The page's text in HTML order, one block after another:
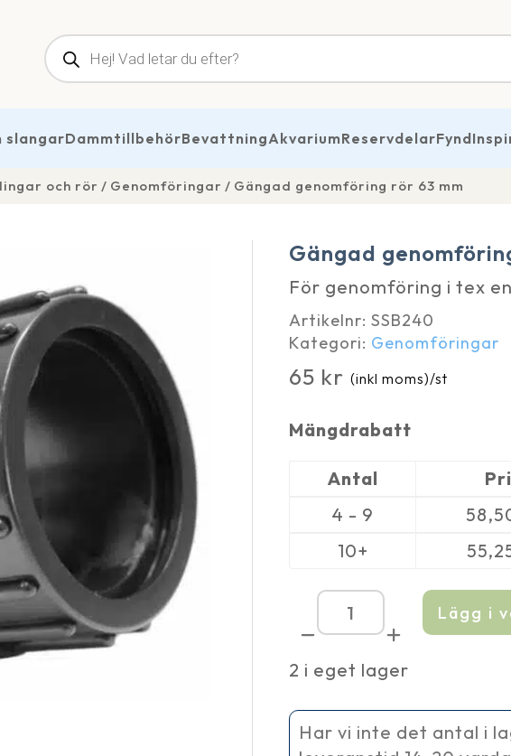
Produktsökning
slangarDammtillbehörBevattningAkvariumReservdelarFynd
och rör Genomföringar Gängad genomföring rör 63 mm
Gängad
För genomföring i tex
Artikelnr:SSB240
Kategori: Genomföringar
65 kr (inkl moms)/st
Mängdrabatt
Antal
4 - 9
10+
2 i eget lager
Gängad
genomföring
63
mängd
Lägg i
Har vi inte det antal i